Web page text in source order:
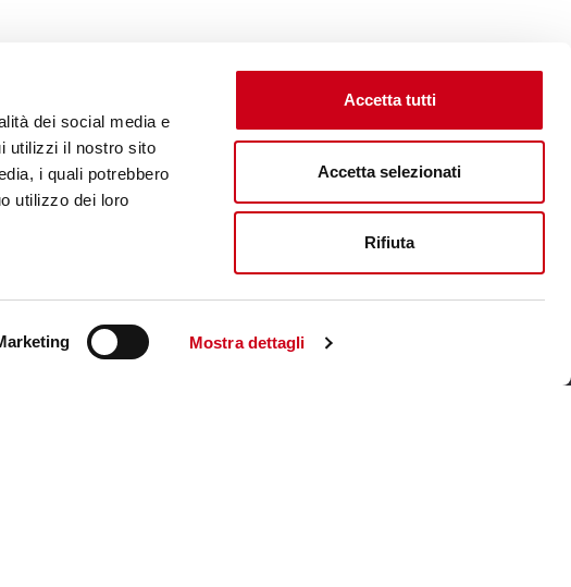
dei social media e
utilizzi il nostro sito
i quali potrebbero
utilizzo dei loro
Mostra dettagli
Accetta tutti
Accetta selezionati
Rifiuta